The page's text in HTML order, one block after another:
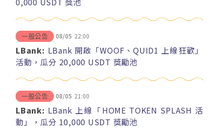
一般公告 08/05 22:00
LBank: LBank 開啟「WOOF、QUID1 上線狂歡」
活動，瓜分 20,000 USDT 獎勵池
一般公告 08/05 21:00
LBank: LBank 上線「HOME TOKEN SPLASH 活
動」，瓜分 10,000 USDT 獎勵池